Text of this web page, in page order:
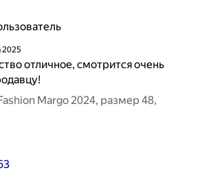
2025
отличное, смотрится очень
Margo 2024, размер 48,